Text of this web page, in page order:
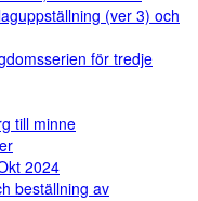
(ver 3) och
för tredje
till minne
2024
beställning av